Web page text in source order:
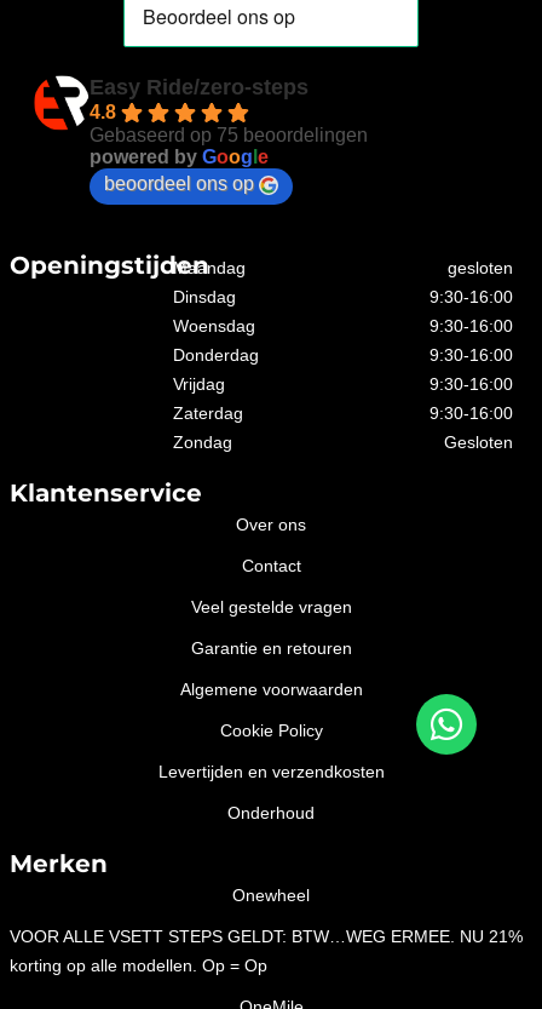
Easy Ride/zero-steps
4.8
Gebaseerd op 75 beoordelingen
powered by Goog e
beoordeel ons op
OpeningstijdenMaandag
gesloten
Dinsdag
9:30-16:00
Woensdag
9:30-16:00
Donderdag
9:30-16:00
Vrijdag
9:30-16:00
Zaterdag
9:30-16:00
Zondag
Gesloten
Klantenservice
Over ons
Contact
Veel gestelde vragen
Garantie en retouren
Algemene voorwaarden
Cookie Policy
Levertijden en verzendkosten
Onderhoud
Merken
Onewheel
VOOR ALLE VSETT STEPS GELDT: BTW…WEG ERMEE. NU 21%
korting op alle modellen. Op = Op